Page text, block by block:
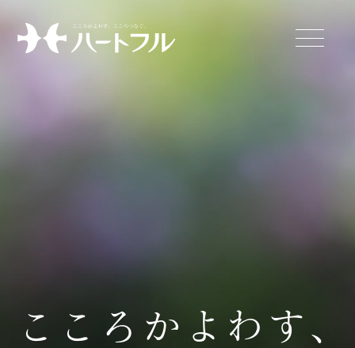
こ こ ろ か よ わ す 、